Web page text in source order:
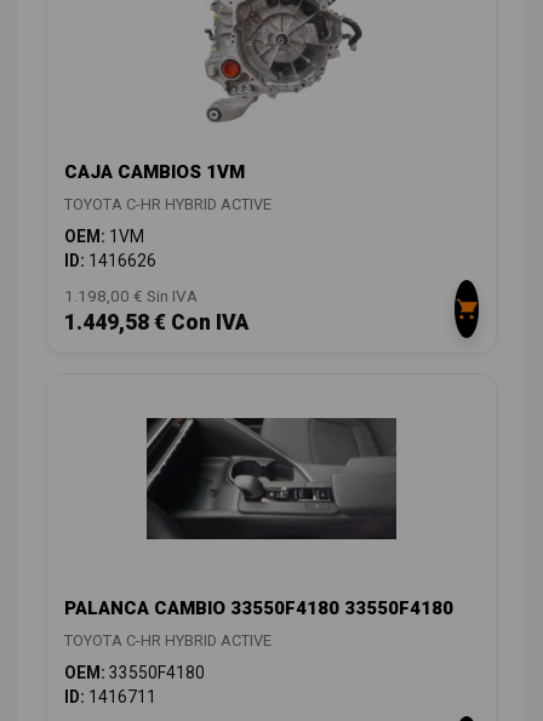
CAJA CAMBIOS 1VM
TOYOTA C-HR HYBRID ACTIVE
OEM: 1VM
ID: 1416626
1.198,00 € Sin IVA
1.449,58 € Con IVA
PALANCA CAMBIO 33550F4180 33550F4180
TOYOTA C-HR HYBRID ACTIVE
OEM: 33550F4180
ID: 1416711